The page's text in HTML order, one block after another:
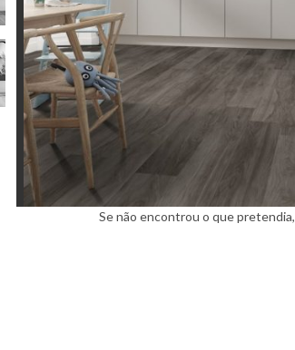
Se não encontrou o que pretendia,